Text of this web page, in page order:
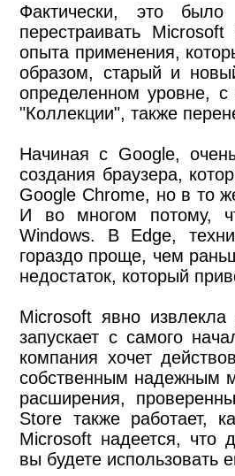
Фактически, это
перестраивать
опыта применения,
образом, старый и
определенном уровне,
"Коллекции", также
Начиная с Google,
создания браузера,
Google Chrome, но в то
И во многом потому,
Windows. В Edge,
гораздо проще, чем
недостаток, который
Microsoft явно
запускает с самого
компания хочет
собственным надежным
расширения,
Store также работает,
Microsoft надеется, что
вы будете использовать